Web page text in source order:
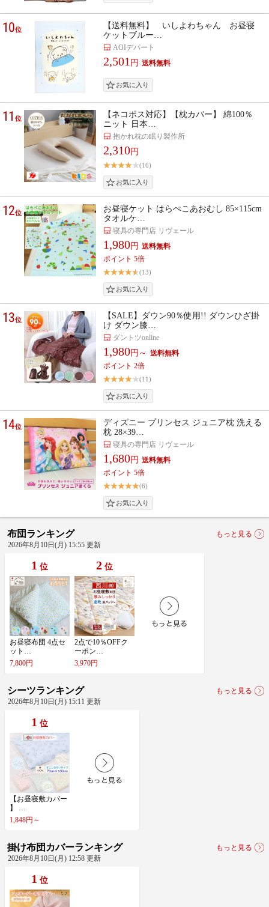
10位
【送料無料】 いしよわちゃん お昼寝
ケットブルー…
AOIデパート
2,501 円
11位
【ネコポス対応】【枕カバー】 綿100％
ニット 日本…
抱かれ枕の眠り製作所
2,310円
(16)
12位
お昼寝ケット はらぺこあおむし 85×115cm
タオルケ…
寝具の専門店 リヴェール
1,980円
ポイント 5倍
(13)
13位
【SALE】ダウン90％使用!! ダウンひざ掛
け ダウン膝…
ダントツonline
1,980円～
ポイント 2倍
(11)
14位
ディズニー プリンセス ジュニア枕 洗える
枕 28×39…
寝具の専門店 リヴェール
1,680円
ポイント 5倍
(6)
布団ランキング
もっと見る
2026年8月10日(月) 15:55 更新
1 位
お​昼​寝​布​団​ ​4​点​セ​
ッ​ト​…
7,800円
2 位
2​点​で​1​0​％​O​F​F​ク​
ー​ポ​ン​…
3,970円
シーツランキング
もっと見る
2026年8月10日(月) 15:11 更新
1 位
【​お​昼​寝​敷​カ​バ​ー​
】​ ​…
1,848円～
掛け布団カバーランキング
もっと見る
2026年8月10日(月) 12:58 更新
1 位